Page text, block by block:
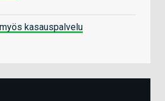
kasauspalvelu